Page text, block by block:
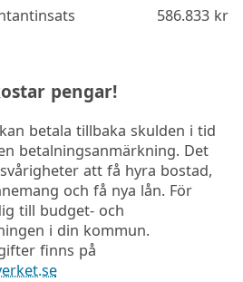
586.833kr
pengar!
betala tillbaka skulden i tid
betalningsanmärkning. Det
att få hyra bostad,
och få nya lån. För
till budget- och
i din kommun.
finns på